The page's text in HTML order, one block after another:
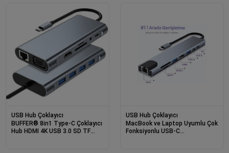
USB Hub Çoklayıcı
BUFFER® 8in1 Type-C Çoklayıcı
Hub HDMI 4K USB 3.0 SD TF
USB Hub Çoklayıcı
MacBook ve Laptop Uyumlu Çok
Fonksiyonlu USB-C